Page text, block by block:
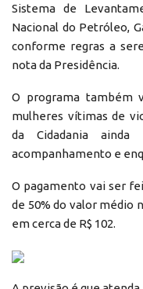
Sistema de
Nacional do Petróleo,
conforme regras a
nota da Presidência.
O programa também
mulheres vítimas de
da Cidadania
acompanhamento e
O pagamento vai ser
de 50% do valor médio
em cerca de R$ 102.